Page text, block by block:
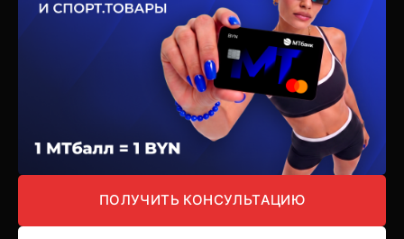
ПОЛУЧИТЬ КОНСУЛЬТАЦИЮ